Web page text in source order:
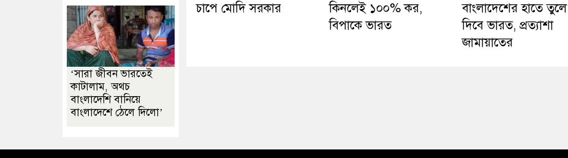
চাপে মোদি সরকার
কিনলেই ১০০% কর,
বিপাকে ভারত
বাংলাদেশের হাতে তুলে
দিবে ভারত, প্রত্যাশা
জামায়াতের
‘সারা জীবন ভারতেই
কাটালাম, অথচ
বাংলাদেশি বানিয়ে
বাংলাদেশে ঠেলে দিলো’